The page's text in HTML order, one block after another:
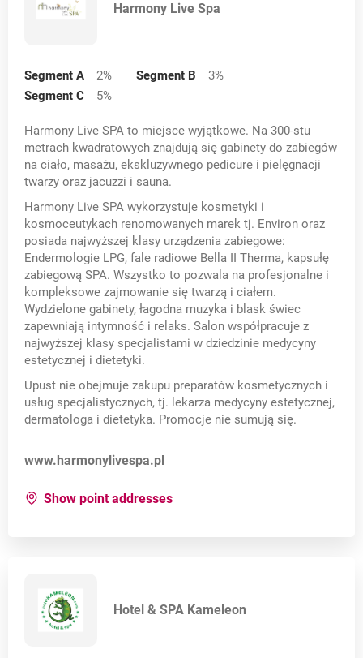
Harmony Live Spa
Segment A 2% Segment B 3%
Segment C
5%
Harmony Live SPA to miejsce wyjątkowe. Na 300-stu
metrach kwadratowych znajdują się gabinety do zabiegów
na ciało, masażu, ekskluzywnego pedicure i pielęgnacji
twarzy oraz jacuzzi i sauna.
Harmony Live SPA wykorzystuje kosmetyki i
kosmoceutykach renomowanych marek tj. Environ oraz
posiada najwyższej klasy urządzenia zabiegowe:
Endermologie LPG, fale radiowe Bella II Therma, kapsułę
zabiegową SPA. Wszystko to pozwala na profesjonalne i
kompleksowe zajmowanie się twarzą i ciałem.
Wydzielone gabinety, łagodna muzyka i blask świec
zapewniają intymność i relaks. Salon współpracuje z
najwyższej klasy specjalistami w dziedzinie medycyny
estetycznej i dietetyki.
Upust nie obejmuje zakupu preparatów kosmetycznych i
usług specjalistycznych, tj. lekarza medycyny estetycznej,
dermatologa i dietetyka. Promocje nie sumują się.
Opens in a new card
www.harmonylivespa.pl
Show point addressesfor:
Hotel & SPA Kameleon